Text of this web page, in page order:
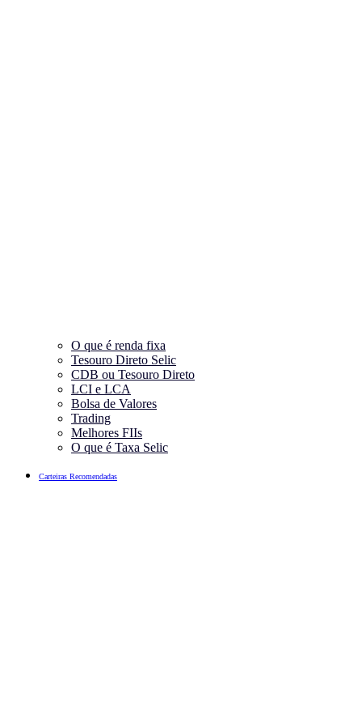
O que é renda fixa
Tesouro Direto Selic
CDB ou Tesouro Direto
LCI e LCA
Bolsa de Valores
Trading
Melhores FIIs
O que é Taxa Selic
Carteiras Recomendadas